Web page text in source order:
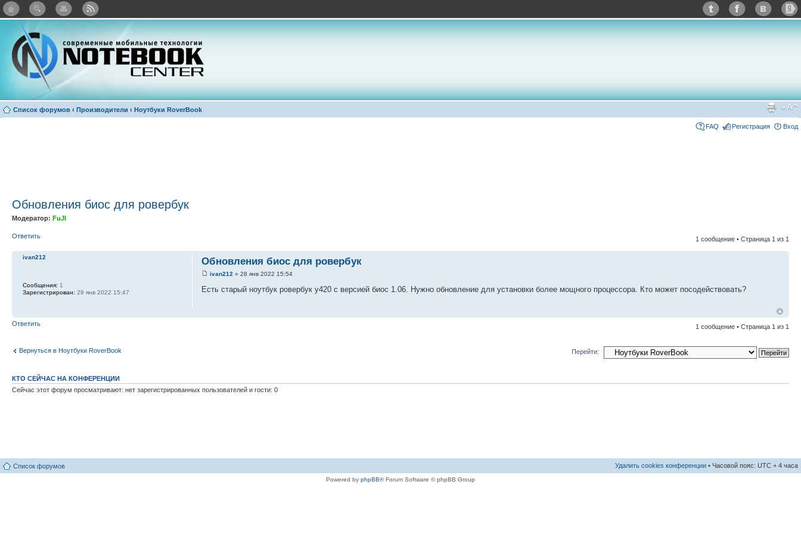
Список форумов ‹ Производители ‹ Ноутбуки RoverBook
FAQ Регистрация Вход
Обновления биос для ровербук
Модератор: FuJI
Ответить 1 сообщение • Страница 1 из 1
Обновления биос для ровербук
ivan212 » 28 янв 2022 15:54
Есть старый ноутбук ровербук y420 с версией биос 1.06. Нужно обновление для установки более мощного процессора. Кто может посодействовать?
ivan212
Сообщения: 1
Зарегистрирован: 28 янв 2022 15:47
Ответить 1 сообщение • Страница 1 из 1
Вернуться в Ноутбуки RoverBook Перейти:
КТО СЕЙЧАС НА КОНФЕРЕНЦИИ
Сейчас этот форум просматривают: нет зарегистрированных пользователей и гости: 0
Список форумов Удалить cookies конференции • Часовой пояс: UTC + 4 часа
Powered by phpBB® Forum Software © phpBB Group